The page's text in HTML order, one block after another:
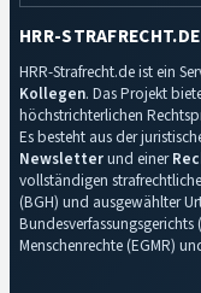
HRR-STRAFRECHT.DE
HRR-Strafrecht.de ist ein
Kollegen. Das Projekt
höchstrichterlichen
Es besteht aus der
Newsletterund einer
vollständigen
(BGH) und ausgewählter
Menschenrechte (EGMR)